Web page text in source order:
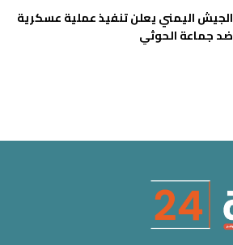
الجيش اليمني يعلن تنفيذ عملية عسكرية
ضد جماعة الحوثي